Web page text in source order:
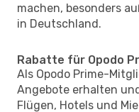
machen, besonders
in Deutschland.
Rabatte für Opodo
Als Opodo Prime-
Angebote erhalten
Flügen, Hotels und